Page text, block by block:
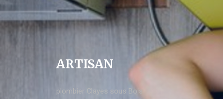
ARTISAN
plombier Clayes sous Bois